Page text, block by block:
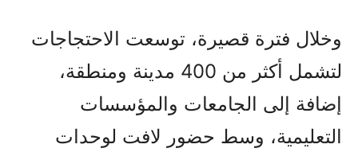
وخلال فترة قصيرة، توسعت الاحتجاجات
لتشمل أكثر من 400 مدينة ومنطقة،
إضافة إلى الجامعات والمؤسسات
التعليمية، وسط حضور لافت لوحدات